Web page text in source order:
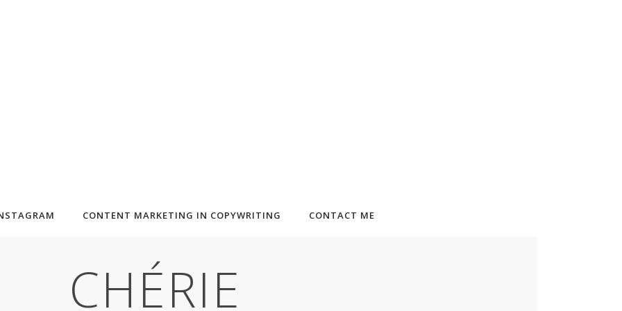
CONTENT MARKETING IN COPYWRITING CONTACT ME
CHÉRIE